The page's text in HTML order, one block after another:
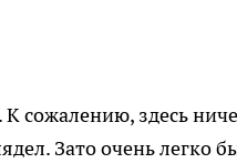
сожалению, здесь
Зато очень легко